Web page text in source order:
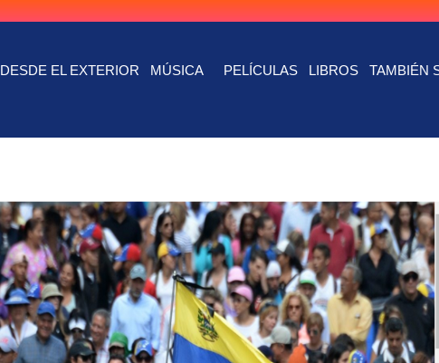
DESDE EL EXTERIOR MÚSICA PELÍCULAS LIBROS TAMBIÉN